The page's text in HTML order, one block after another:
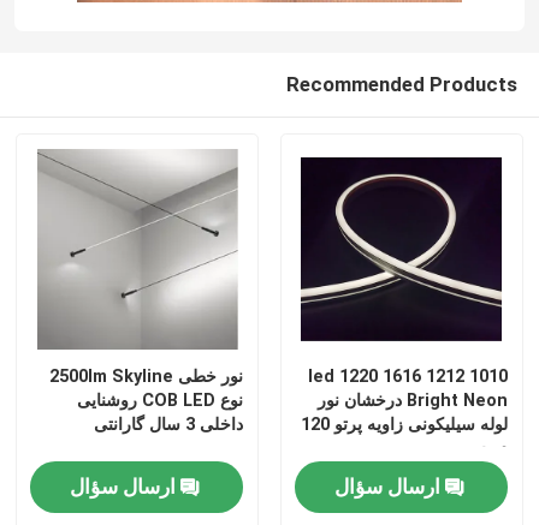
Recommended Products
1010 1212 1616 1220 led
Bright Neon درخشان نور
لوله سیلیکونی زاویه پرتو 120
درجه
ارسال سؤال
نور خطی 2500lm Skyline
نوع COB LED روشنایی
داخلی 3 سال گارانتی
ارسال سؤال